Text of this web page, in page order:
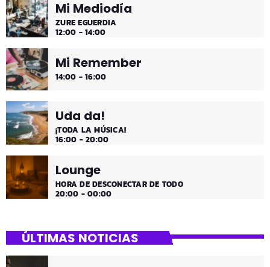
Mi Mediodía
ZURE EGUERDIA
12:00 - 14:00
Mi Remember
14:00 - 16:00
Uda da!
¡TODA LA MÚSICA!
16:00 - 20:00
Lounge
HORA DE DESCONECTAR DE TODO
20:00 - 00:00
ÚLTIMAS NOTICIAS